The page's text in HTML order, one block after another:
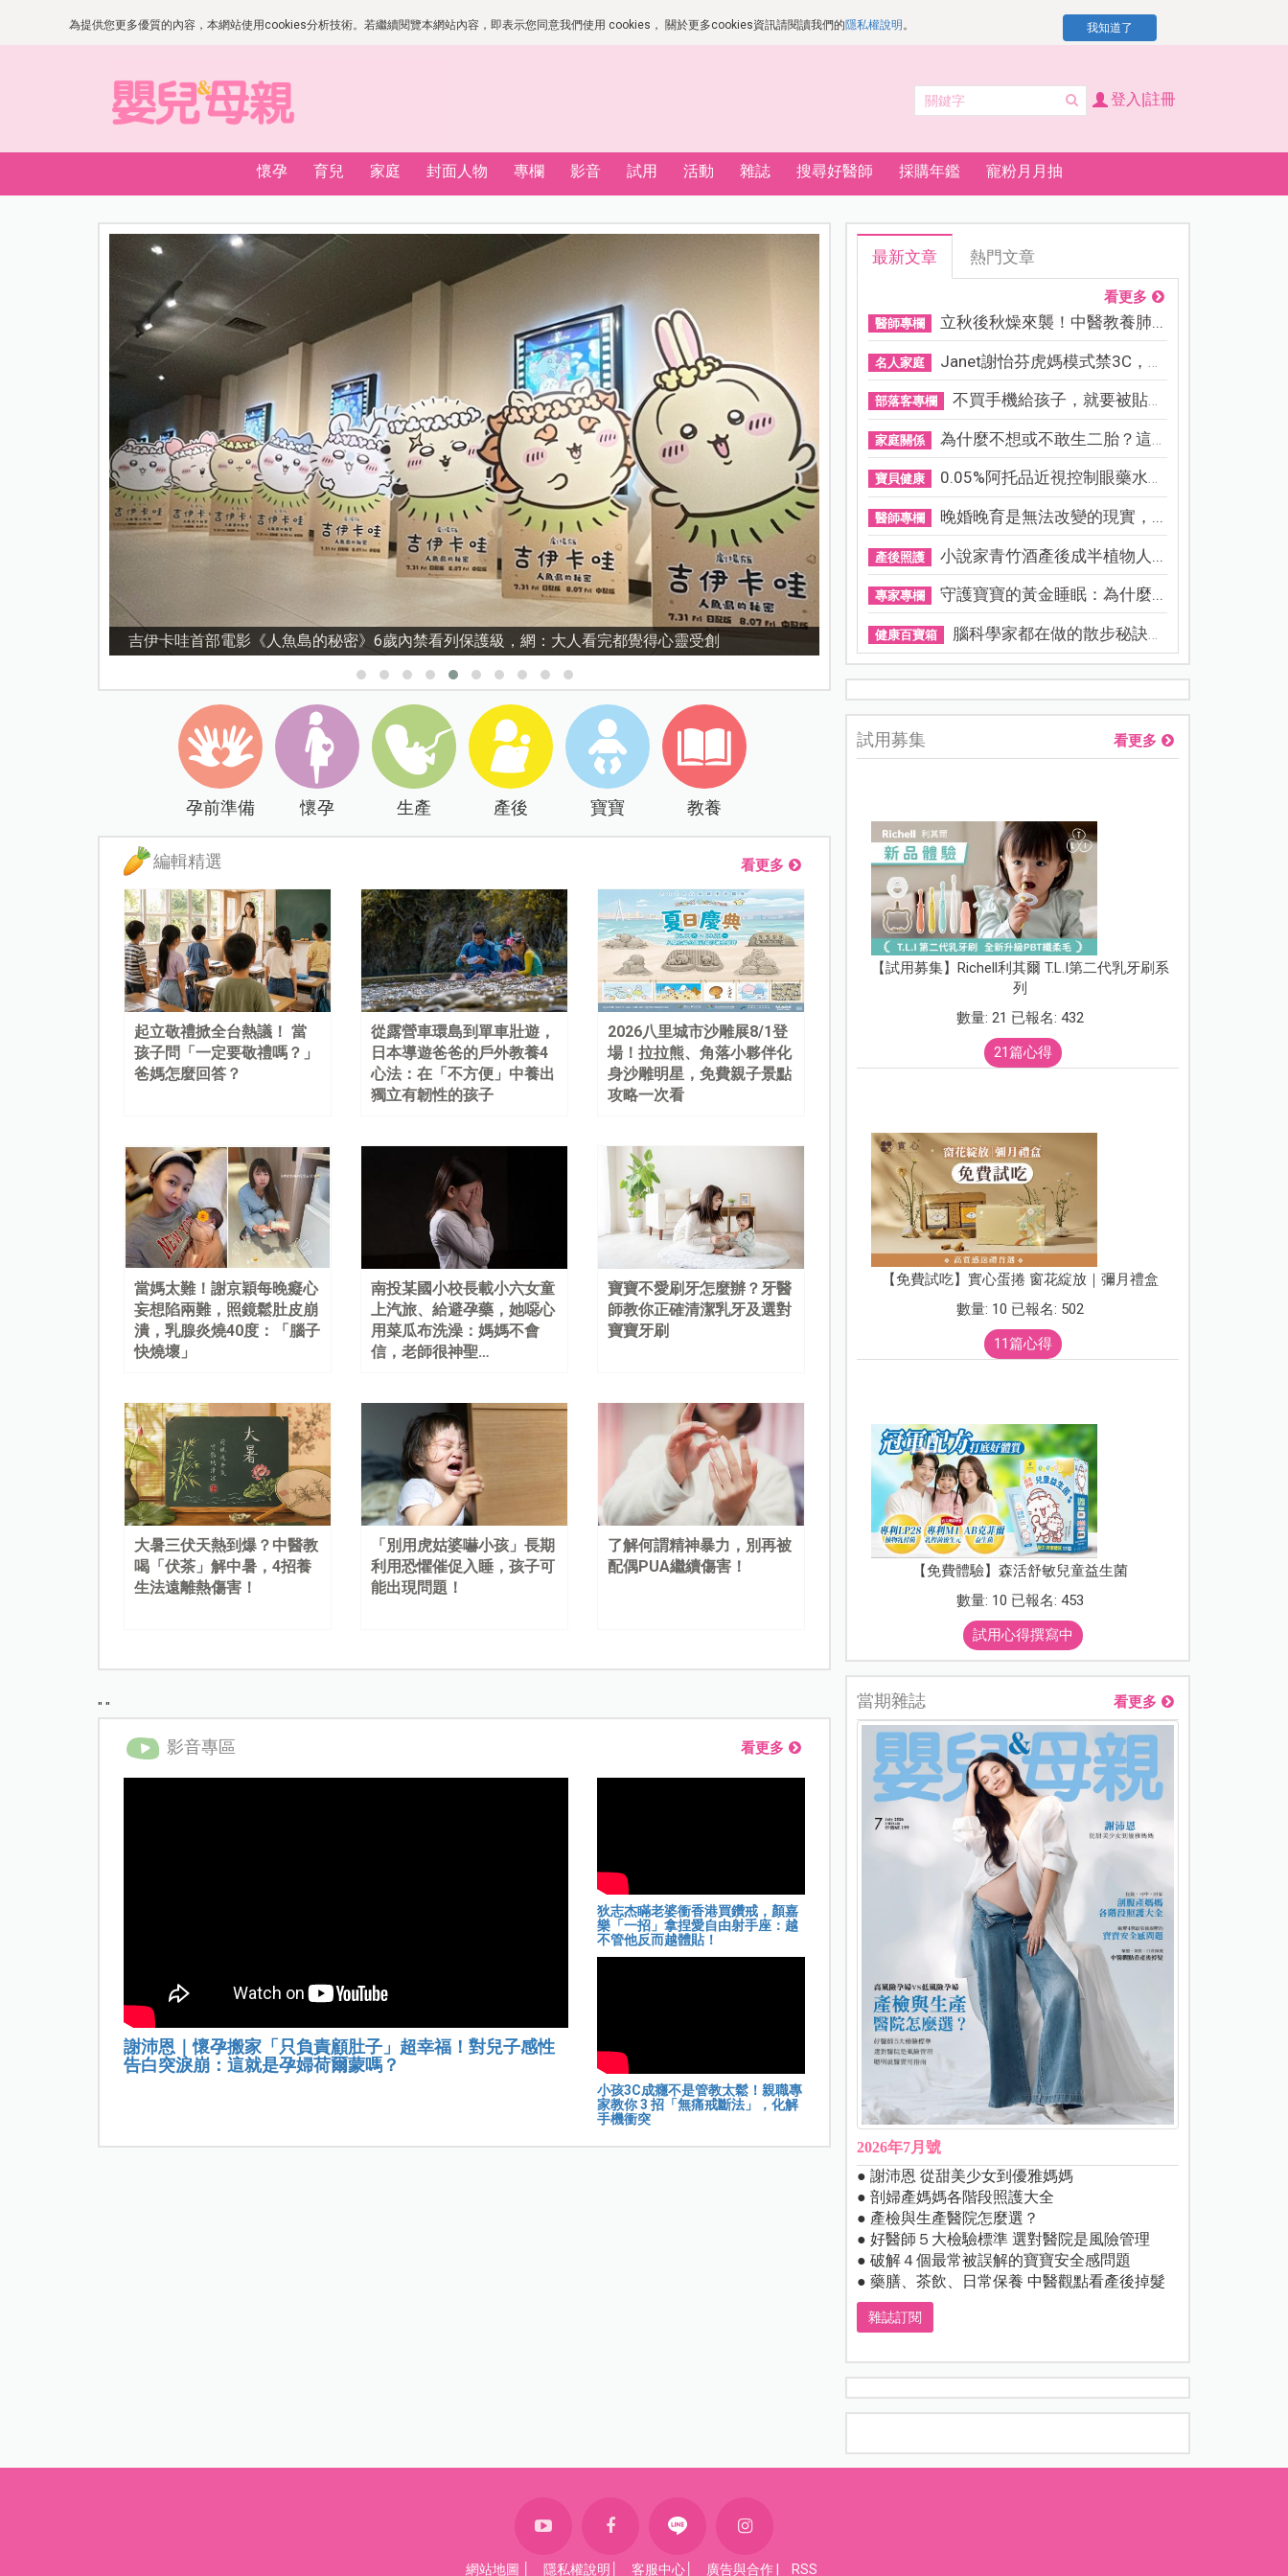
為提供您更多優質的內容，本網站使用cookies分析技術。若繼續閱覽本網站內容，即表示您同意我們使用 cookies， 關於更多cookies資訊請閱讀我們的隱私權說明 。 我知道了
登入|註冊
懷孕 育兒 家庭 封面人物 專欄 影音 試用 活動 雜誌 搜尋好醫師 採購年鑑 寵粉月月抽
資優教育15問！師鐸獎名師陳宥妤：資優教育的核心，不是成績而是讀懂孩子的心理準備度 熊本強震讓台灣人也揪心！無印良品店員發枕頭護頭、陪伴撤離
孕前準備 懷孕 生產 產後 寶寶 教養
編輯精選 看更多
起立敬禮掀全台熱議！ 當
孩子問「一定要敬禮嗎？」
爸媽怎麼回答？
從露營車環島到單車壯遊，
日本導遊爸爸的戶外教養4
心法：在「不方便」中養出
獨立有韌性的孩子
2026八里城市沙雕展8/1登
場！拉拉熊、角落小夥伴化
身沙雕明星，免費親子景點
攻略一次看
當媽太難！謝京穎每晚癡心
妄想陷兩難，照鏡鬆肚皮崩
潰，乳腺炎燒40度：「腦子
快燒壞」
南投某國小校長載小六女童
上汽旅、給避孕藥，她噁心
用菜瓜布洗澡：媽媽不會
信，老師很神聖…
寶寶不愛刷牙怎麼辦？牙醫
師教你正確清潔乳牙及選對
寶寶牙刷
大暑三伏天熱到爆？中醫教
喝「伏茶」解中暑，4招養
生法遠離熱傷害！
「別用虎姑婆嚇小孩」長期
利用恐懼催促入睡，孩子可
能出現問題！
了解何謂精神暴力，別再被
配偶PUA繼續傷害！
" "
影音專區 看更多
謝沛恩｜懷孕搬家「只負責顧肚子」超幸福！對兒子感性
告白突淚崩：這就是孕婦荷爾蒙嗎？
狄志杰瞞老婆衝香港買鑽戒，顏嘉
樂「一招」拿捏愛自由射手座：越
不管他反而越體貼！
小孩3C成癮不是管教太鬆！親職專
家教你 3 招「無痛戒斷法」，化解
手機衝突
最新文章 熱門文章
看更多
醫師專欄 立秋後秋燥來襲！中醫教養肺...
名人家庭 Janet謝怡芬虎媽模式禁3C，看...
部落客專欄 不買手機給孩子，就要被貼「...
家庭關係 為什麼不想或不敢生二胎？這8...
寶貝健康 0.05%阿托品近視控制眼藥水納...
醫師專欄 晚婚晚育是無法改變的現實，...
產後照護 小說家青竹酒產後成半植物人...
專家專欄 守護寶寶的黃金睡眠：為什麼...
健康百寶箱 腦科學家都在做的散步秘訣！...
試用募集 看更多
【試用募集】Richell利其爾 T.L.I第二代乳牙刷系
列
數量: 21 已報名: 432
21篇心得
【免費試吃】實心蛋捲 窗花綻放｜彌月禮盒
數量: 10 已報名: 502
11篇心得
【免費體驗】森活舒敏兒童益生菌
數量: 10 已報名: 453
試用心得撰寫中
當期雜誌 看更多
2026年7月號
● 謝沛恩 從甜美少女到優雅媽媽
● 剖婦產媽媽各階段照護大全
● 產檢與生產醫院怎麼選？
● 好醫師５大檢驗標準 選對醫院是風險管理
● 破解４個最常被誤解的寶寶安全感問題
● 藥膳、茶飲、日常保養 中醫觀點看產後掉髮
雜誌訂閱
網站地圖 隱私權說明 客服中心 廣告與合作 RSS